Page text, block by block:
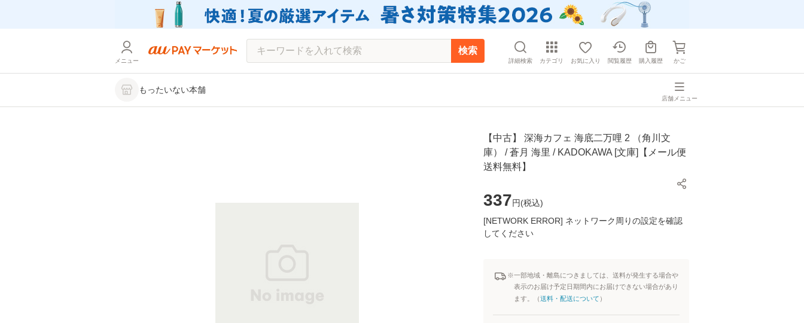
メニュー
検索
詳細検索 カテゴリ お気に入り 閲覧履歴 購入履歴 かご
もったいない本舗
店舗メニュー
【中古】 深海カフェ 海底二万哩 2 （角川文
庫） / 蒼月 海里 / KADOKAWA [文庫]【メール便
送料無料】
337円(税込)
[NETWORK ERROR] ネットワーク周りの設定を確認
してください
※一部地域・離島につきましては、送料が発生する場合や
表示のお届け予定日期間内にお届けできない場合があり
ます。（送料・配送について ）